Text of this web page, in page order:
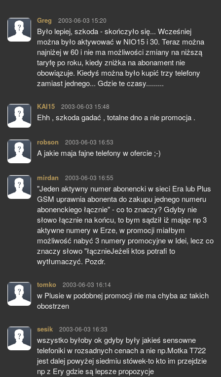
Greg pisze:
2003-06-03 15:20
Było lepiej, szkoda - skończyło się... Wcześniej
można było aktywować w NIO15 i 30. Teraz można
najniżej w 60 i nie ma możliwości zmiany na niższą
taryfę po roku, kiedy zniżka na abonament nie
obowiązuje. Kiedyś można było kupić trzy telefony
zamiast jednego... Gdzie te czasy.........
KAI15 pisze:
2003-06-03 15:48
Ehh , szkoda gadać , totalne dno a nie promocja .
robson pisze:
2003-06-03 16:53
A jakie maja fajne telefony w ofercie ;-)
mirdan pisze:
2003-06-03 16:55
"Jeden aktywny numer abonencki w sieci Era lub Plus
GSM uprawnia abonenta do zakupu jednego numeru
abonenckiego łącznie" - co to znaczy? Gdyby nie
słowo łącznie na końcu, to bym sądził iż mając np 3
aktywne numery w Erze, w promocji miałbym
możliwość nabyć 3 numery promocyjne w Idei, lecz co
znaczy słowo "łącznieJeżeli ktos potrafi to
wytłumaczyć. Pozdr.
tomko pisze:
2003-06-03 16:14
w Plusie w podobnej promocji nie ma chyba az takich
obostrzen
sesik pisze:
2003-06-03 16:33
wszystko byłoby ok gdyby były jakieś sensowne
telefoniki w rozsadnych cenach a nie np.Motka T722
jest dalej powyżej siedmiu stówek-to kto im przejdzie
np z Ery gdzie są lepsze propozycje